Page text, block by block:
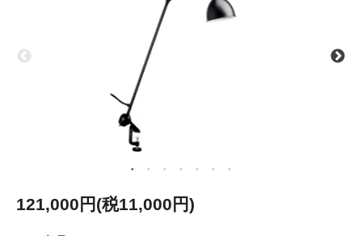
121,000円(税11,000円)